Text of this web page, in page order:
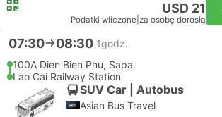
USD 21
Podatki wliczone za osobę dorosłą
07:30 08:30 1godz.
100A Dien Bien Phu, Sapa
Lao Cai Railway Station
SUV Car | Autobus
Asian Bus Travel